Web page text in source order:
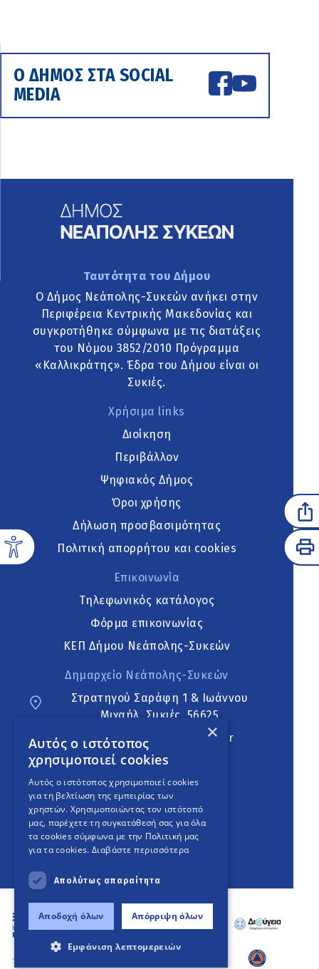
Ο ΔΗΜΟΣ ΣΤΑ SOCIAL
MEDIA
Ταυτότητα του Δήμου
Ο Δήμος Νεάπολης-Συκεών ανήκει στην
Περιφέρεια Κεντρικής Μακεδονίας και
συγκροτήθηκε σύμφωνα με τις διατάξεις
του Νόμου 3852/2010 Πρόγραμμα
«Καλλικράτης». Έδρα του Δήμου είναι οι
Συκιές.
Χρήσιμα links
Διοίκηση
Περιβάλλον
Ψηφιακός Δήμος
Όροι χρήσης
Δήλωση προσβασιμότητας
Πολιτική απορρήτου και cookies
Επικοινωνία
Τηλεφωνικός κατάλογος
Φόρμα επικοινωνίας
ΚΕΠ Δήμου Νεάπολης-Συκεών
Δημαρχείο Νεάπολης-Συκεών
Στρατηγού Σαράφη 1 & Ιωάννου
Μιχαήλ, Συκιές, 56625
neapoli.sykies@ddt.gov.gr
Ακολουθήστε
English Version
An project
×
Αυτός ο ιστότοπος
χρησιμοποιεί cookies
Αυτός ο ιστότοπος χρησιμοποιεί cookies
για τη βελτίωση της εμπειρίας των
χρηστών. Χρησιμοποιώντας τον ιστότοπό
μας, παρέχετε τη συγκατάθεσή σας για όλα
τα cookies σύμφωνα με την Πολιτική μας
για τα cookies. Διαβάστε περισσότερα
Απολύτως απαραίτητα
Αποδοχή όλων Απόρριψη όλων
Εμφάνιση λεπτομερειών